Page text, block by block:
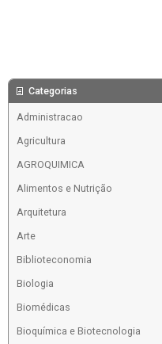
Categorias
Administracao
Agricultura
AGROQUIMICA
Alimentos e Nutrição
Arquitetura
Arte
Biblioteconomia
Biologia
Biomédicas
Bioquímica e Biotecnologia